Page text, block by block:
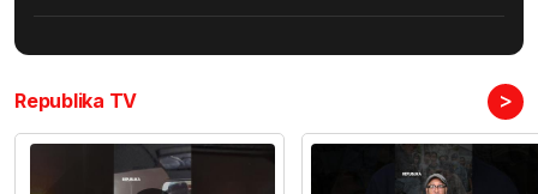
Republika TV >